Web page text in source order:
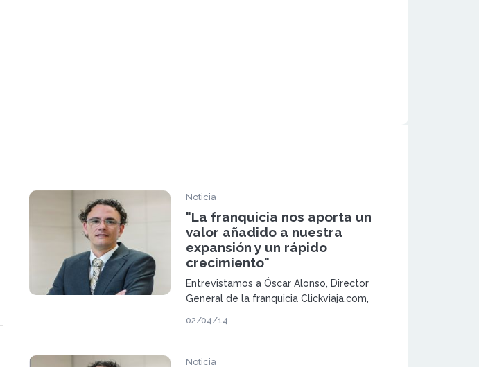
Noticia
"La franquicia nos aporta un
valor añadido a nuestra
expansión y un rápido
crecimiento"
Entrevistamos a Óscar Alonso, Director
General de la franquicia Clickviaja.com,
sector, franquicias de agencia de viajes,
saturado de marcas, saturado de Agencias
02/04/14
Noticia